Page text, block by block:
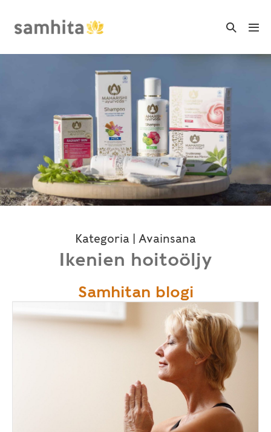
Search
Kategoria | Avainsana
Ikenien hoitoöljy
Samhitan blogi